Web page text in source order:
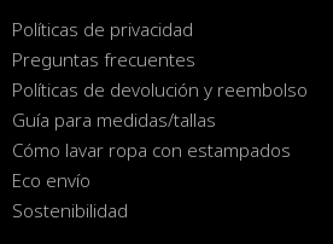
Políticas de privacidad
Preguntas frecuentes
Políticas de devolución y reembolso
Guía para medidas/tallas
Cómo lavar ropa con estampados
Eco envío
Sostenibilidad